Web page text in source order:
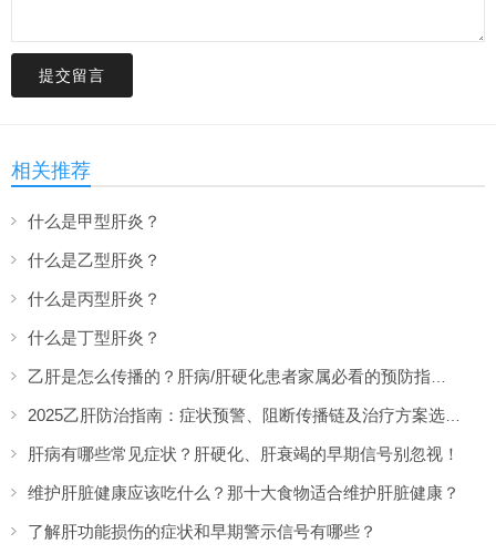
提交留言
相关推荐
什么是甲型肝炎？
什么是乙型肝炎？
什么是丙型肝炎？
什么是丁型肝炎？
乙肝是怎么传播的？肝病/肝硬化患者家属必看的预防指南！
2025乙肝防治指南：症状预警、阻断传播链及治疗方案选择
肝病有哪些常见症状？肝硬化、肝衰竭的早期信号别忽视！
维护肝脏健康应该吃什么？那十大食物适合维护肝脏健康？
了解肝功能损伤的症状和早期警示信号有哪些？